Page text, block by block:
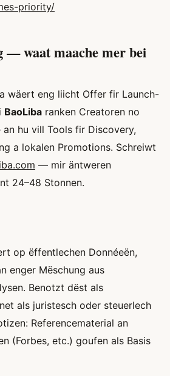
priority/
— waat maache mer bei
wäert eng liicht Offer fir Launch-
BaoLiba ranken Creatoren no
an hu vill Tools fir Discovery,
a lokalen Promotions. Schreiwt
— mir äntweren
24–48 Stonnen.
op ëffentlechen Donnéeën,
enger Mëschung aus
Benotzt dëst als
als juristesch oder steuerlech
Referencematerial an
(Forbes, etc.) goufen als Basis